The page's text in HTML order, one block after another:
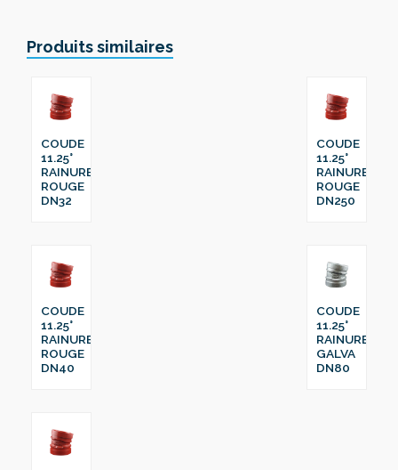
Produits similaires
COUDE
11.25°
RAINURE
ROUGE
DN32
COUDE
11.25°
RAINURE
ROUGE
DN250
COUDE
11.25°
RAINURE
ROUGE
DN40
COUDE
11.25°
RAINURE
GALVA
DN80